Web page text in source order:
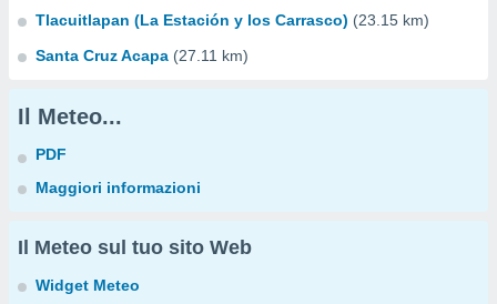
Tlacuitlapan (La Estación y los Carrasco) (23.15 km)
Santa Cruz Acapa (27.11 km)
Il Meteo...
PDF
Maggiori informazioni
Il Meteo sul tuo sito Web
Widget Meteo